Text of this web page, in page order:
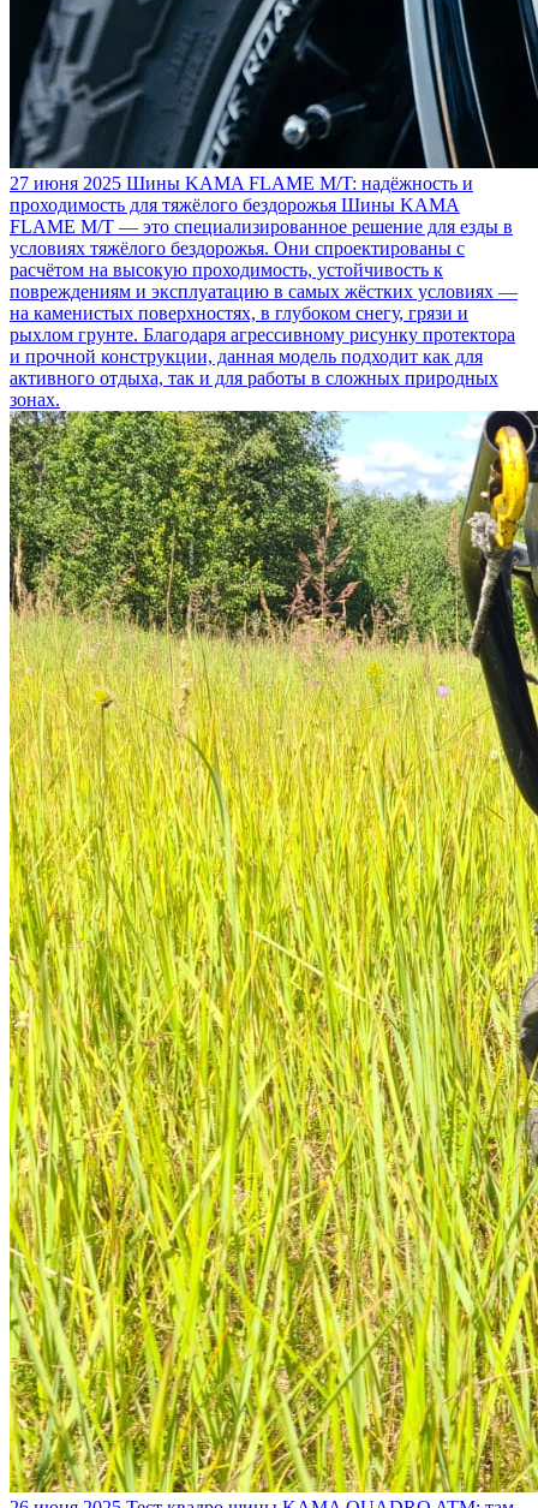
27 июня 2025 Шины KAMA FLAME M/T: надёжность и
проходимость для тяжёлого бездорожья Шины KAMA
FLAME M/T — это специализированное решение для езды в
условиях тяжёлого бездорожья. Они спроектированы с
расчётом на высокую проходимость, устойчивость к
повреждениям и эксплуатацию в самых жёстких условиях —
на каменистых поверхностях, в глубоком снегу, грязи и
рыхлом грунте. Благодаря агрессивному рисунку протектора
и прочной конструкции, данная модель подходит как для
активного отдыха, так и для работы в сложных природных
зонах.